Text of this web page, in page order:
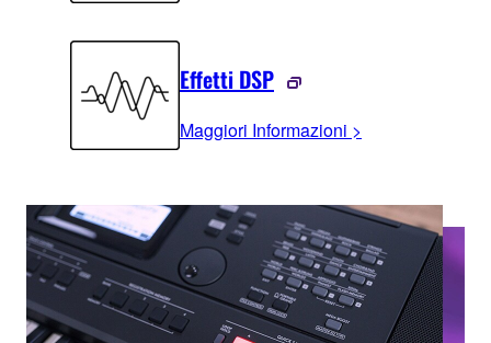
Effetti DSP
Maggiori Informazioni >